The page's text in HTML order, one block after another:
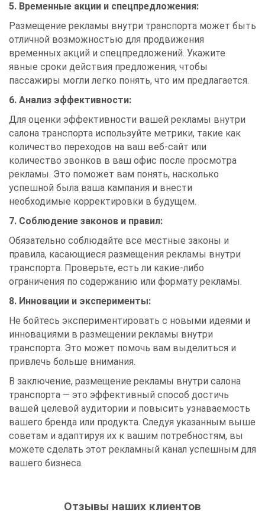
5. Временные акции и спецпредложения:
Размещение рекламы внутри транспорта может быть
отличной возможностью для продвижения
временных акций и спецпредложений. Укажите
явные сроки действия предложения, чтобы
пассажиры могли легко понять, что им предлагается.
6. Анализ эффективности:
Для оценки эффективности вашей рекламы внутри
салона транспорта используйте метрики, такие как
количество переходов на ваш веб-сайт или
количество звонков в ваш офис после просмотра
рекламы. Это поможет вам понять, насколько
успешной была ваша кампания и внести
необходимые корректировки в будущем.
7. Соблюдение законов и правил:
Обязательно соблюдайте все местные законы и
правила, касающиеся размещения рекламы внутри
транспорта. Проверьте, есть ли какие-либо
ограничения по содержанию или формату рекламы.
8. Инновации и эксперименты:
Не бойтесь экспериментировать с новыми идеями и
инновациями в размещении рекламы внутри
транспорта. Это может помочь вам выделиться и
привлечь больше внимания.
В заключение, размещение рекламы внутри салона
транспорта — это эффективный способ достичь
вашей целевой аудитории и повысить узнаваемость
вашего бренда или продукта. Следуя указанным выше
советам и адаптируя их к вашим потребностям, вы
можете сделать этот рекламный канал успешным для
вашего бизнеса.
Отзывы наших клиентов